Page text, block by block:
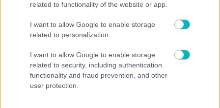
related to functionality of the website or app.
I want to allow Google to enable storage
related to personalization.
I want to allow Google to enable storage
related to security, including authentication
functionality and fraud prevention, and other
user protection.
ΠΟΔΟΣΦΑΙΡΟ ΑΕΚ
Την Πέμπτη η ανακοίνωση για Βιτάλις!